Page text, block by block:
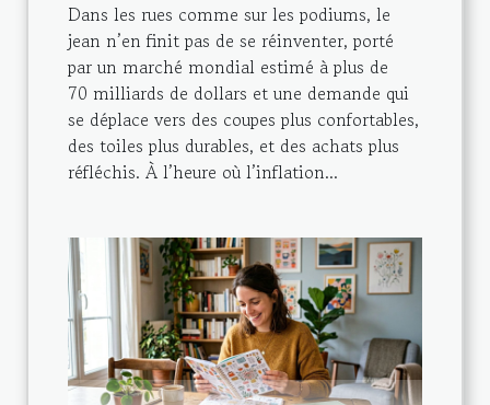
Dans les rues comme sur les podiums, le
jean n’en finit pas de se réinventer, porté
par un marché mondial estimé à plus de
70 milliards de dollars et une demande qui
se déplace vers des coupes plus confortables,
des toiles plus durables, et des achats plus
réfléchis. À l’heure où l’inflation...